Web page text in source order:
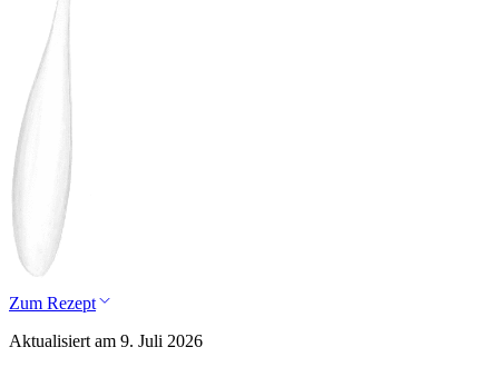
Zum Rezept
Aktualisiert am 9. Juli 2026